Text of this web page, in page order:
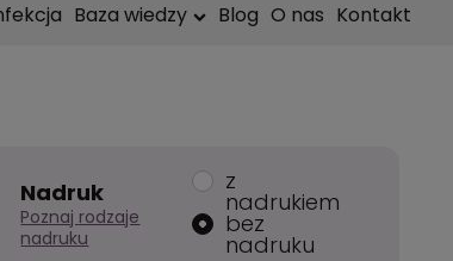
Baza wiedzy Blog O nas Kontakt
Nadruk
Poznaj rodzaje
nadruku
z
nadrukiem
bez
nadruku